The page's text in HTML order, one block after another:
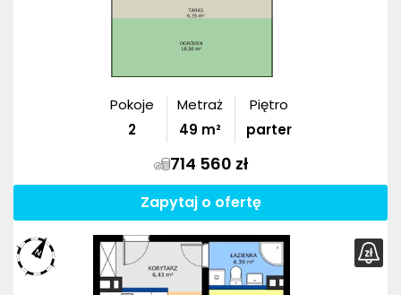
Pokoje
2
Metraż
49 m²
Piętro
parter
714 560 zł
Zapytaj o ofertę